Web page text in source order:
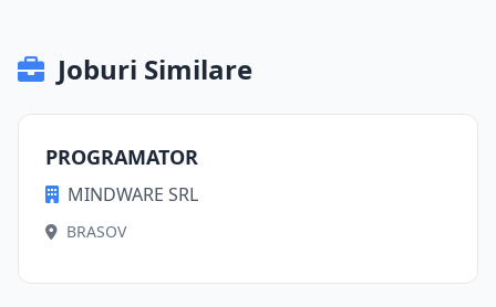
Joburi Similare
PROGRAMATOR
MINDWARE SRL
BRASOV